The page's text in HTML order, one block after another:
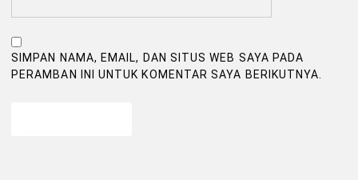
SIMPAN NAMA, EMAIL, DAN SITUS WEB SAYA PADA
PERAMBAN INI UNTUK KOMENTAR SAYA BERIKUTNYA.